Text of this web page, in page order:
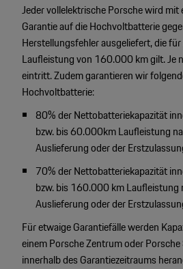
Jeder vollelektrische Porsche wird
Garantie auf die Hochvoltbatterie
Herstellungsfehler ausgeliefert, die
Laufleistung von 160.000 km gilt. Je
eintritt. Zudem garantieren wir
Hochvoltbatterie:
80% der Nettobatteriekapazität
bzw. bis 60.000km Laufleistung
Auslieferung oder der
70% der Nettobatteriekapazität
bzw. bis 160.000 km Laufleistung
Auslieferung oder der
Für etwaige Garantiefälle werden
einem Porsche Zentrum oder
innerhalb des Garantiezeitraums